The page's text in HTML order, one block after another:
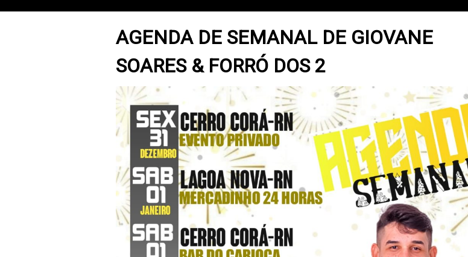
AGENDA DE SEMANAL DE GIOVANE
SOARES & FORRÓ DOS 2